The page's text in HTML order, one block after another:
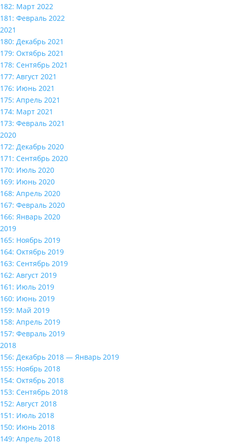
182: Март 2022
181: Февраль 2022
2021
180: Декабрь 2021
179: Октябрь 2021
178: Сентябрь 2021
177: Август 2021
176: Июнь 2021
175: Апрель 2021
174: Март 2021
173: Февраль 2021
2020
172: Декабрь 2020
171: Сентябрь 2020
170: Июль 2020
169: Июнь 2020
168: Апрель 2020
167: Февраль 2020
166: Январь 2020
2019
165: Ноябрь 2019
164: Октябрь 2019
163: Сентябрь 2019
162: Август 2019
161: Июль 2019
160: Июнь 2019
159: Май 2019
158: Апрель 2019
157: Февраль 2019
2018
156: Декабрь 2018 — Январь 2019
155: Ноябрь 2018
154: Октябрь 2018
153: Сентябрь 2018
152: Август 2018
151: Июль 2018
150: Июнь 2018
149: Апрель 2018